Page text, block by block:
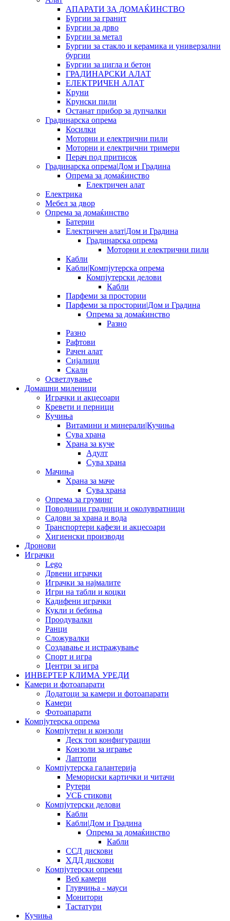
АПАРАТИ ЗА ДОМАЌИНСТВО
Бургии за гранит
Бургии за дрво
Бургии за метал
Бургии за стакло и керамика и универзални
бургии
Бургии за цигла и бетон
ГРАДИНАРСКИ АЛАТ
ЕЛЕКТРИЧЕН АЛАТ
Круни
Крунски пили
Останат прибор за дупчалки
Градинарска опрема
Косилки
Моторни и електрични пили
Моторни и електрични тримери
Перач под притисок
Градинарска опрема|Дом и Градина
Опрема за домаќинство
Електричен алат
Електрика
Мебел за двор
Опрема за домаќинство
Батерии
Електричен алат|Дом и Градина
Градинарска опрема
Моторни и електрични пили
Кабли
Кабли|Компјутерска опрема
Компјутерски делови
Кабли
Парфеми за простории
Парфеми за простории|Дом и Градина
Опрема за домаќинство
Разно
Разно
Рафтови
Рачен алат
Сијалици
Скали
Осветлување
Домашни миленици
Играчки и акцесоари
Кревети и перници
Кучиња
Витамини и минерали|Кучиња
Сува храна
Храна за куче
Адулт
Сува храна
Мачиња
Храна за маче
Сува храна
Опрема за груминг
Поводници градници и околувратници
Садови за храна и вода
Транспортери кафези и акцесоари
Хигиенски производи
Дронови
Играчки
Lego
Дрвени играчки
Играчки за најмалите
Игри на табли и коцки
Кадифени играчки
Кукли и бебиња
Проодувалки
Ранци
Сложувалки
Создавање и истражување
Спорт и игра
Центри за игра
ИНВЕРТЕР КЛИМА УРЕДИ
Камери и фотоапарати
Додатоци за камери и фотоапарати
Камери
Фотоапарати
Компјутерска опрема
Компјутери и конзоли
Деск топ конфигурации
Конзоли за играње
Лаптопи
Компјутерска галантерија
Мемориски картички и читачи
Рутери
УСБ стикови
Компјутерски делови
Кабли
Кабли|Дом и Градина
Опрема за домаќинство
Кабли
ССД дискови
ХДД дискови
Компјутерски опреми
Веб камери
Глувчиња - мауси
Монитори
Тастатури
Кучиња